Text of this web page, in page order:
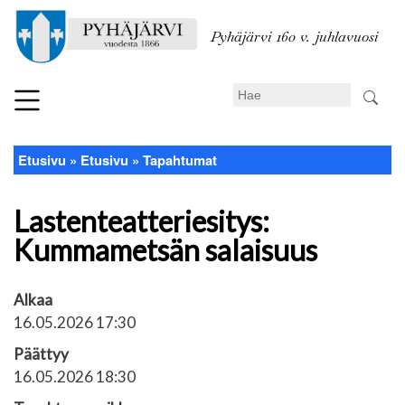
pääsisältöön
Pyhäjärvi 160 v. juhlavuosi
Search
Murupolku
Etusivu Etusivu Tapahtumat
Lastenteatteriesitys:
Kummametsän salaisuus
Alkaa
16.05.2026 17:30
Päättyy
16.05.2026 18:30